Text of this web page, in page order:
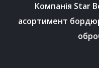
Компанія Star
асортимент